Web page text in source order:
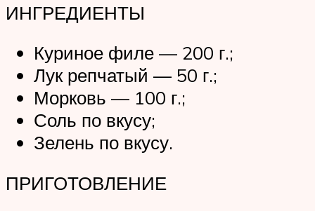
ИНГРЕДИЕНТЫ
Куриное филе — 200 г.;
Лук репчатый — 50 г.;
Морковь — 100 г.;
Соль по вкусу;
Зелень по вкусу.
ПРИГОТОВЛЕНИЕ